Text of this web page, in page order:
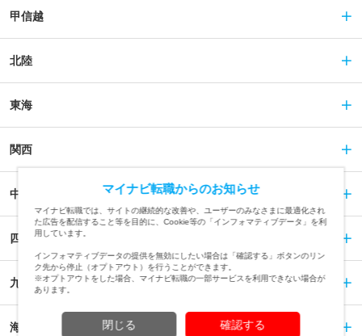
甲信越
北陸
東海
関西
中国
四国
九州
海外
マイナビ転職からのお知らせ
マイナビ転職では、サイトの継続的な改善や、ユーザーのみなさまに最適化され
た広告を配信すること等を目的に、Cookie等の「インフォマティブデータ」を利
用しています。
インフォマティブデータの提供を無効にしたい場合は「確認する」ボタンのリン
ク先から停止（オプトアウト）を行うことができます。
※オプトアウトをした場合、マイナビ転職の一部サービスを利用できない場合が
あります。
閉じる 確認する